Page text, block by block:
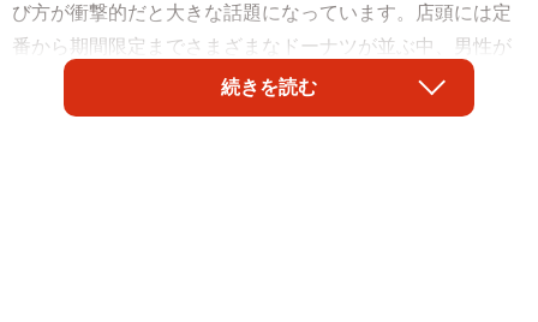
び方が衝撃的だと大きな話題になっています。店頭には定
番から期間限定までさまざまなドーナツが並ぶ中、男性が
続きを読む